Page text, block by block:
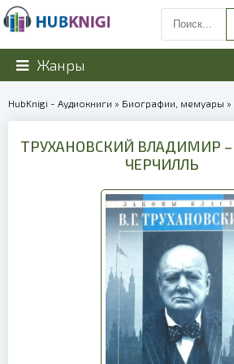
Жанры
HubKnigi - Аудиокниги » Биографии, мемуары »
ТРУХАНОВСКИЙ ВЛАДИМИР
ЧЕРЧИЛЛЬ